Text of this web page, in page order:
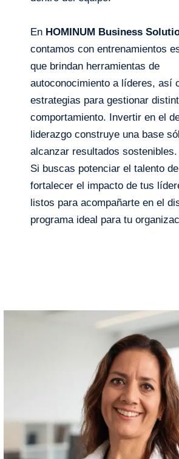
En HOMINUM Business
contamos con entrenamientos
que brindan herramientas de
autoconocimiento a líderes, así
estrategias para gestionar
comportamiento. Invertir en el
liderazgo construye una base
alcanzar resultados sostenibles.
Si buscas potenciar el talento
fortalecer el impacto de tus
listos para acompañarte en el
programa ideal para tu